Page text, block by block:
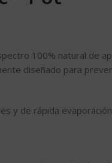
100% natural de
diseñado para
y de rápida